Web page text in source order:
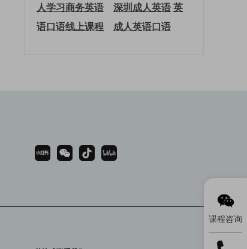
人学习商务英语
深圳成人英语英
语口语线上课程
成人英语口语
课程咨询